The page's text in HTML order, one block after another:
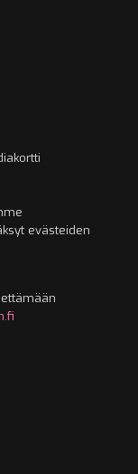
evästeiden